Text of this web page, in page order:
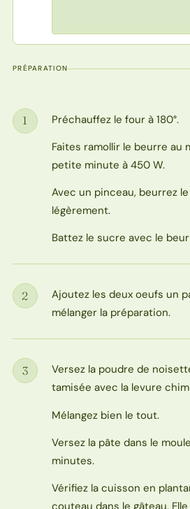
PRÉPARATION
Étape
1
Préchauffez le four à 180°.
Faites ramollir le beurre au
petite minute à 450 W.
Avec un pinceau, beurrez
légèrement.
Battez le sucre avec le
Étape
2
Ajoutez les deux oeufs un
mélanger la préparation.
Étape
3
Versez la poudre de
tamisée avec la levure
Mélangez bien le tout.
Versez la pâte dans le
minutes.
Vérifiez la cuisson en
couteau dans le gâteau.